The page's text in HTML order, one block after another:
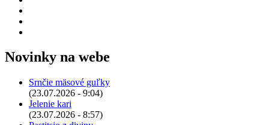
Novinky na webe
Srnčie mäsové guľky
(23.07.2026 - 9:04)
Jelenie kari
(23.07.2026 - 8:57)